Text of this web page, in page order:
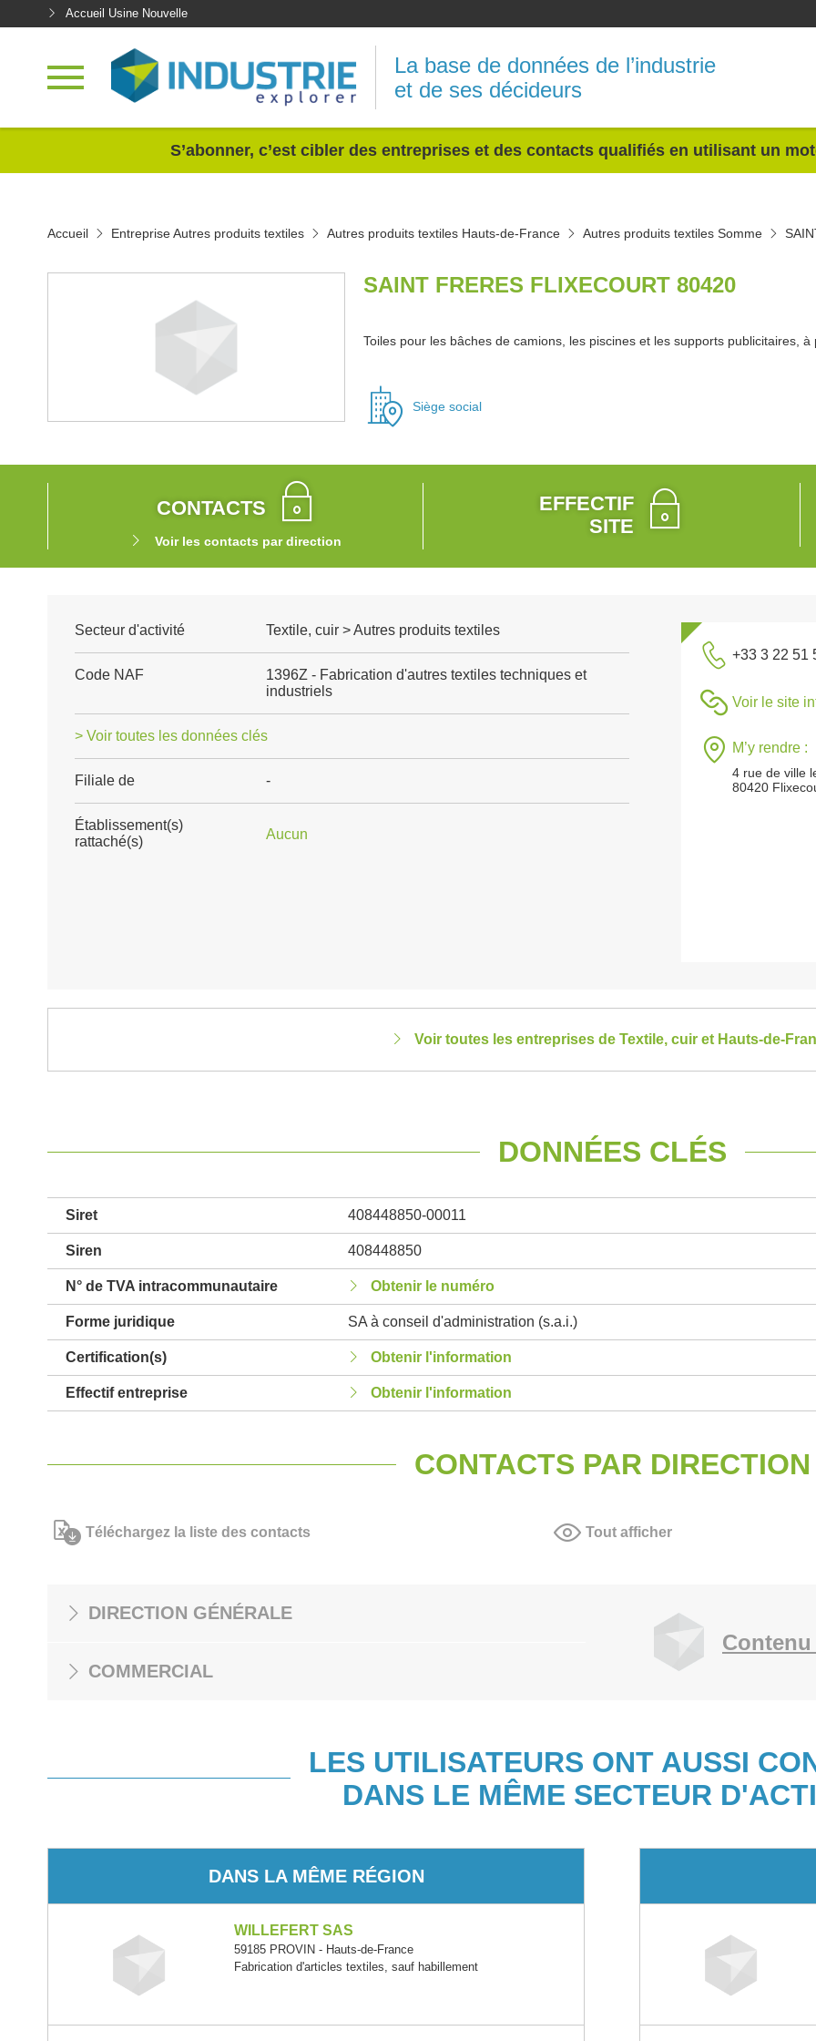
Accueil Usine Nouvelle
La base de données de l’industrie
et de ses décideurs
S’abonner, c’est cibler des entreprises et des contacts qualifiés en utilisant un
Accueil Entreprise Autres produits textiles Autres produits textiles Hauts-de-France Autres produits textiles Somme
SAINT FRERES FLIXECOURT 80420
Toiles pour les bâches de camions, les piscines et les supports publicitaires,
Siège social
CONTACTS
Voir les contacts par direction
EFFECTIF
SITE
Secteur d'activité Textile, cuir > Autres produits textiles
Code NAF
1396Z - Fabrication d'autres textiles techniques et
industriels
> Voir toutes les données clés
Filiale de -
Établissement(s)
rattaché(s)
Aucun
+33 3 22 51
Voir le site
M’y rendre :
4 rue de ville
80420
Voir toutes les entreprises de Textile, cuir et Hauts-de-
DONNÉES CLÉS
Siret 408448850-00011
Siren 408448850
N° de TVA intracommunautaire Obtenir le numéro
Forme juridique SA à conseil d'administration (s.a.i.)
Certification(s) Obtenir l'information
Effectif entreprise Obtenir l'information
CONTACTS PAR DIRECTION
Téléchargez la liste des contacts Tout afficher
DIRECTION GÉNÉRALE
COMMERCIAL
LES UTILISATEURS ONT AUSSI
DANS LE MÊME SECTEUR
DANS LA MÊME RÉGION
WILLEFERT SAS
59185 PROVIN - Hauts-de-France
Fabrication d'articles textiles, sauf habillement